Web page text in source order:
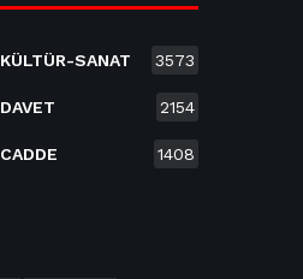
KÜLTÜR-SANAT 3573
DAVET 2154
CADDE 1408